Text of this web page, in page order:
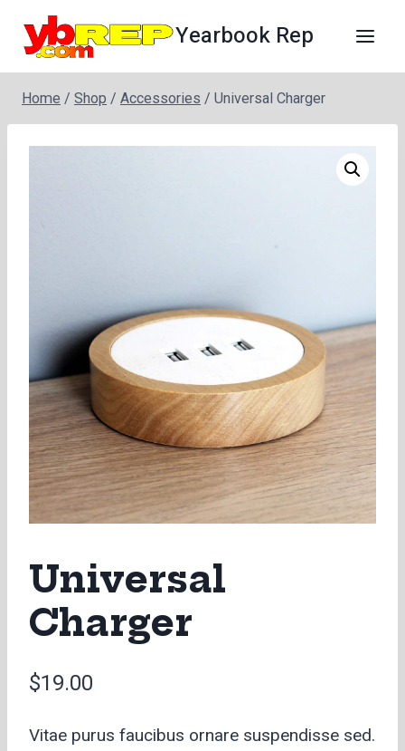
Yearbook Rep
Home / Shop / Accessories / Universal Charger
Universal
Charger
$19.00
Vitae purus faucibus ornare suspendisse sed.